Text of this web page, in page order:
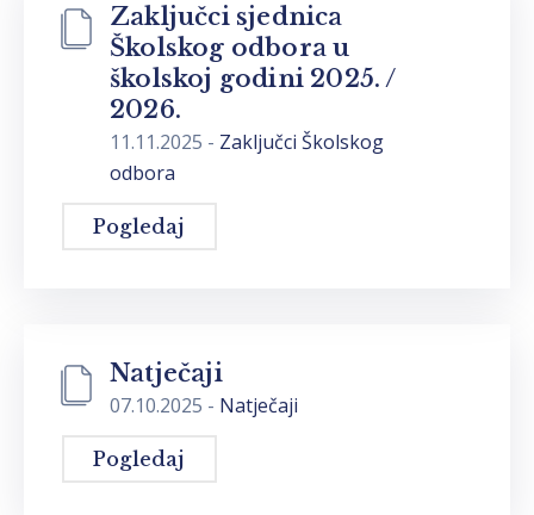
Zaključci sjednica
Školskog odbora u
školskoj godini 2025. /
2026.
11.11.2025 - Zaključci Školskog
odbora
Pogledaj
Natječaji
07.10.2025 - Natječaji
Pogledaj